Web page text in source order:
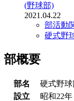
(野球部)
2021.04.22
部活動
硬式野
部概要
部名
硬式野球
設立
昭和22年